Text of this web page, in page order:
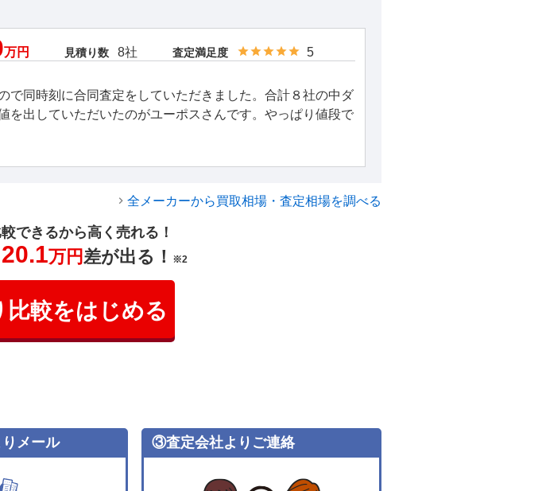
万円 見積り数 8社 査定満足度 5
で同時刻に合同査定をしていただきました。合計８社の中ダ
を出していただいたのがユーポスさんです。やっぱり値段で
全メーカーから買取相場・査定相場を調べる
できるから高く売れる！
20.1万円差が出る！ ※2
比較をはじめる
メール ③査定会社よりご連絡